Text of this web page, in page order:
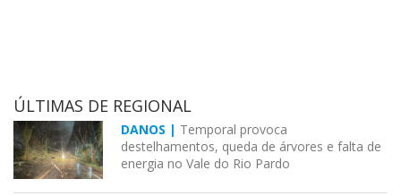
ÚLTIMAS DE REGIONAL
DANOS | Temporal provoca
destelhamentos, queda de árvores e falta de
energia no Vale do Rio Pardo